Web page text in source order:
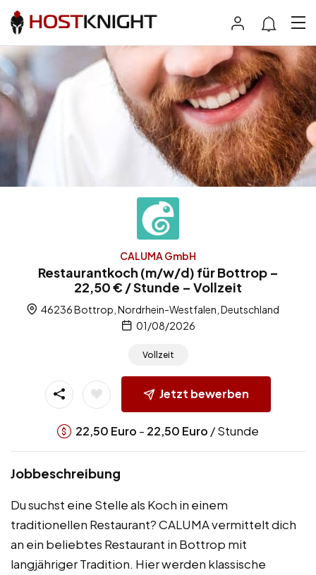
CALUMA GmbH
Restaurantkoch (m/w/d) für Bottrop –
22,50 € / Stunde – Vollzeit
46236 Bottrop, Nordrhein-Westfalen, Deutschland
01/08/2026
Vollzeit
Jetzt bewerben
22,50 Euro - 22,50 Euro / Stunde
Jobbeschreibung
Du suchst eine Stelle als Koch in einem
traditionellen Restaurant? CALUMA vermittelt dich
an ein beliebtes Restaurant in Bottrop mit
langjähriger Tradition. Hier werden klassische